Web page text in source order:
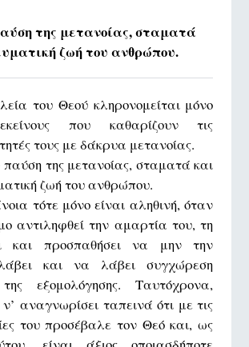
της μετανοίας, σταματά
ζωή του ανθρώπου.
του Θεού κληρονομείται μόνο
που καθαρίζουν τις
τους με δάκρυα μετανοίας.
της μετανοίας, σταματά και
ζωή του ανθρώπου.
τότε μόνο είναι αληθινή, όταν
αντιληφθεί την αμαρτία του, τη
και προσπαθήσει να μην την
και να λάβει συγχώρεση
εξομολόγησης. Ταυτόχρονα,
αναγνωρίσει ταπεινά ότι με τις
του προσέβαλε τον Θεό και, ως